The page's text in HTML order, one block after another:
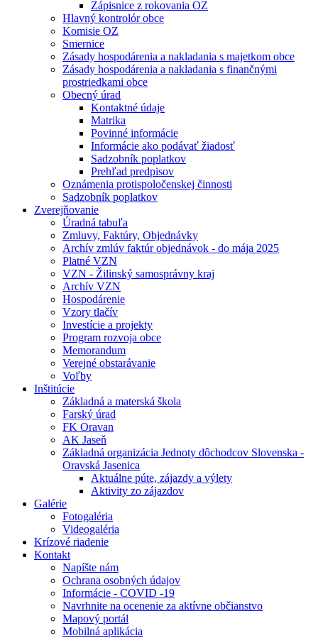
Zápisnice z rokovania OZ
Hlavný kontrolór obce
Komisie OZ
Smernice
Zásady hospodárenia a nakladania s majetkom obce
Zásady hospodárenia a nakladania s finančnými
prostriedkami obce
Obecný úrad
Kontaktné údaje
Matrika
Povinné informácie
Informácie ako podávať žiadosť
Sadzobník poplatkov
Prehľad predpisov
Oznámenia protispoločenskej činnosti
Sadzobník poplatkov
Zverejňovanie
Úradná tabuľa
Zmluvy, Faktúry, Objednávky
Archív zmlúv faktúr objednávok - do mája 2025
Platné VZN
VZN - Žilinský samosprávny kraj
Archív VZN
Hospodárenie
Vzory tlačív
Investície a projekty
Program rozvoja obce
Memorandum
Verejné obstarávanie
Voľby
Inštitúcie
Základná a materská škola
Farský úrad
FK Oravan
AK Jaseň
Základná organizácia Jednoty dôchodcov Slovenska -
Oravská Jasenica
Aktuálne púte, zájazdy a výlety
Aktivity zo zájazdov
Galérie
Fotogaléria
Videogaléria
Krízové riadenie
Kontakt
Napíšte nám
Ochrana osobných údajov
Informácie - COVID -19
Navrhnite na ocenenie za aktívne občianstvo
Mapový portál
Mobilná aplikácia